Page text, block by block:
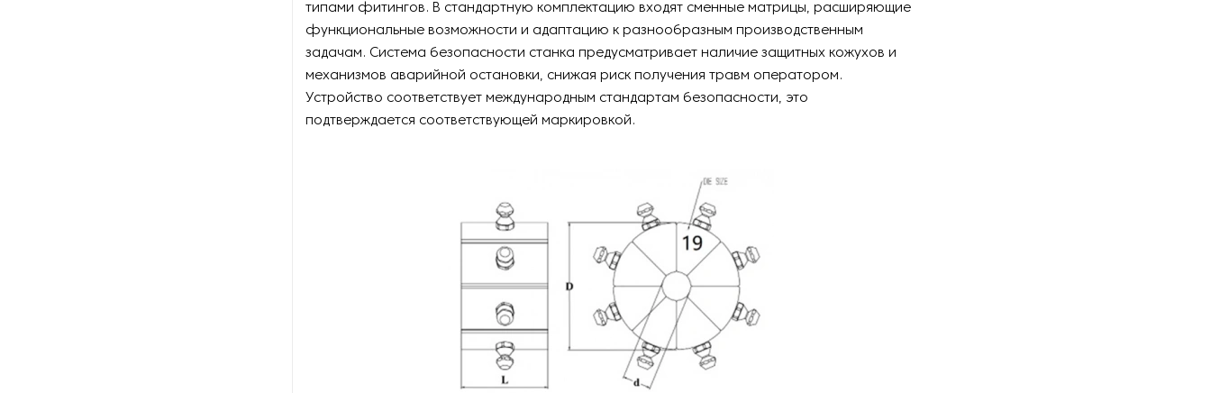
типами фитингов. В стандартную комплектацию входят сменные матрицы, расширяющие
функциональные возможности и адаптацию к разнообразным производственным
задачам. Система безопасности станка предусматривает наличие защитных кожухов и
механизмов аварийной остановки, снижая риск получения травм оператором.
Устройство соответствует международным стандартам безопасности, это
подтверждается соответствующей маркировкой.